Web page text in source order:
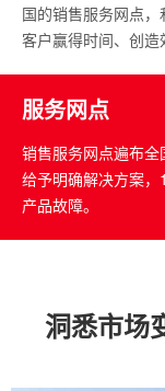
国的销售服务网点
客户赢得时间、创造
服务网点
销售服务网点遍布
给予明确解决方案
产品故障。
洞悉市场